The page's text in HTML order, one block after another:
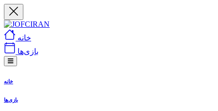
خانه
بازی‌ها
خانه
بازی‌ها